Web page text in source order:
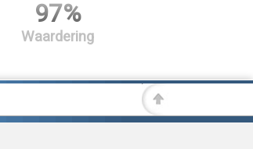
97%
Waardering